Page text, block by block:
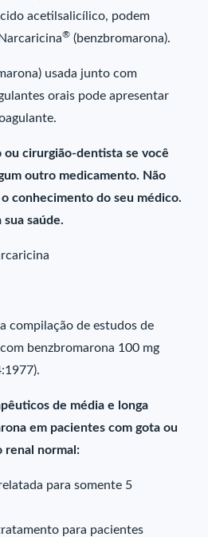
acetilsalicílico, podem
® (benzbromarona).
usada junto com
orais pode apresentar
ou cirurgião-dentista se você
outro medicamento. Não
conhecimento do seu médico.
sua saúde.
compilação de estudos de
benzbromarona 100 mg
de média e longa
em pacientes com gota ou
renal normal:
para somente 5
para pacientes